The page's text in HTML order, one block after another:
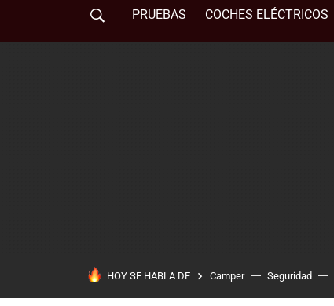
PRUEBAS COCHES ELÉCTRICOS
HOY SE HABLA DE Camper Seguridad